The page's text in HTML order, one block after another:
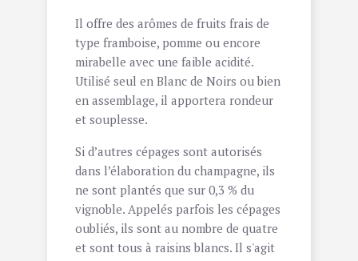
Il offre des arômes de fruits frais de
type framboise, pomme ou encore
mirabelle avec une faible acidité.
Utilisé seul en Blanc de Noirs ou bien
en assemblage, il apportera rondeur
et souplesse.
Si d’autres cépages sont autorisés
dans l’élaboration du champagne, ils
ne sont plantés que sur 0,3 % du
vignoble. Appelés parfois les cépages
oubliés, ils sont au nombre de quatre
et sont tous à raisins blancs. Il s'agit